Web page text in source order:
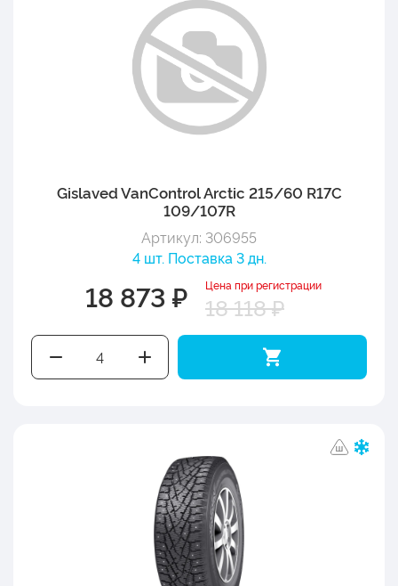
Gislaved VanControl Arctic 215/60 R17C
109/107R
Артикул: 306955
4 шт. Поставка 3 дн.
18 873 ₽ Цена при регистрации
18 118 ₽